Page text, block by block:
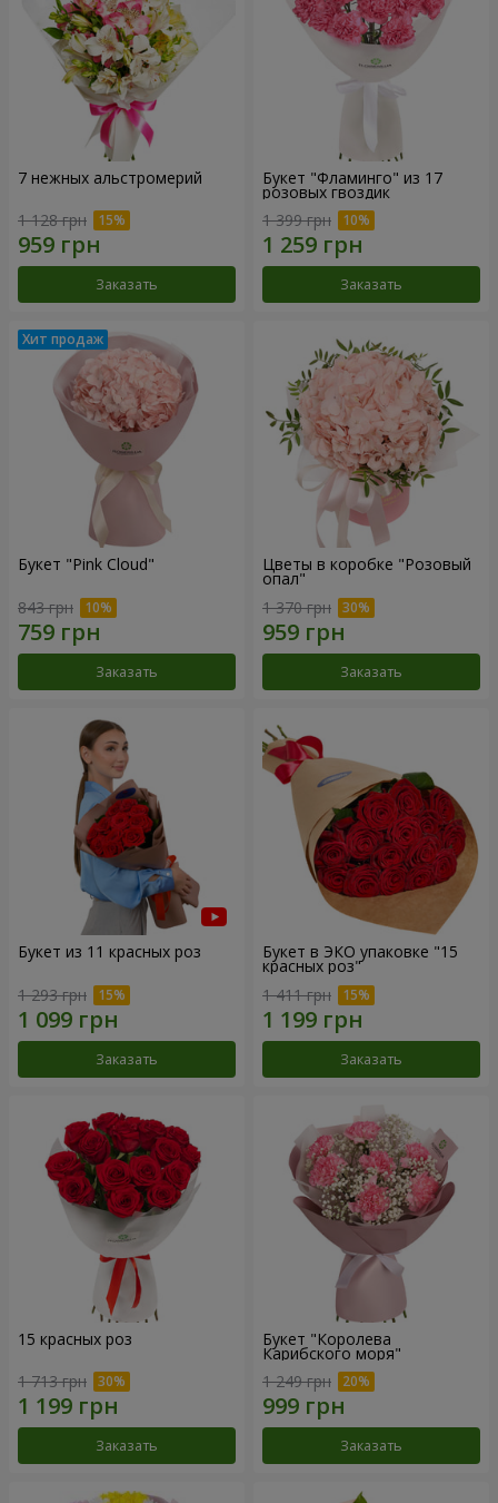
7 нежных альстромерий
1 128 грн
Заказать
Букет "Фламинго" из 17
розовых гвоздик
1 399 грн
Заказать
Букет "Pink Cloud"
843 грн
Заказать
Цветы в коробке "Розовый
опал"
1 370 грн
Заказать
Букет из 11 красных роз
1 293 грн
Заказать
Букет в ЭКО упаковке "15
красных роз"
1 411 грн
Заказать
15 красных роз
1 713 грн
Заказать
Букет "Королева
Карибского моря"
1 249 грн
Заказать